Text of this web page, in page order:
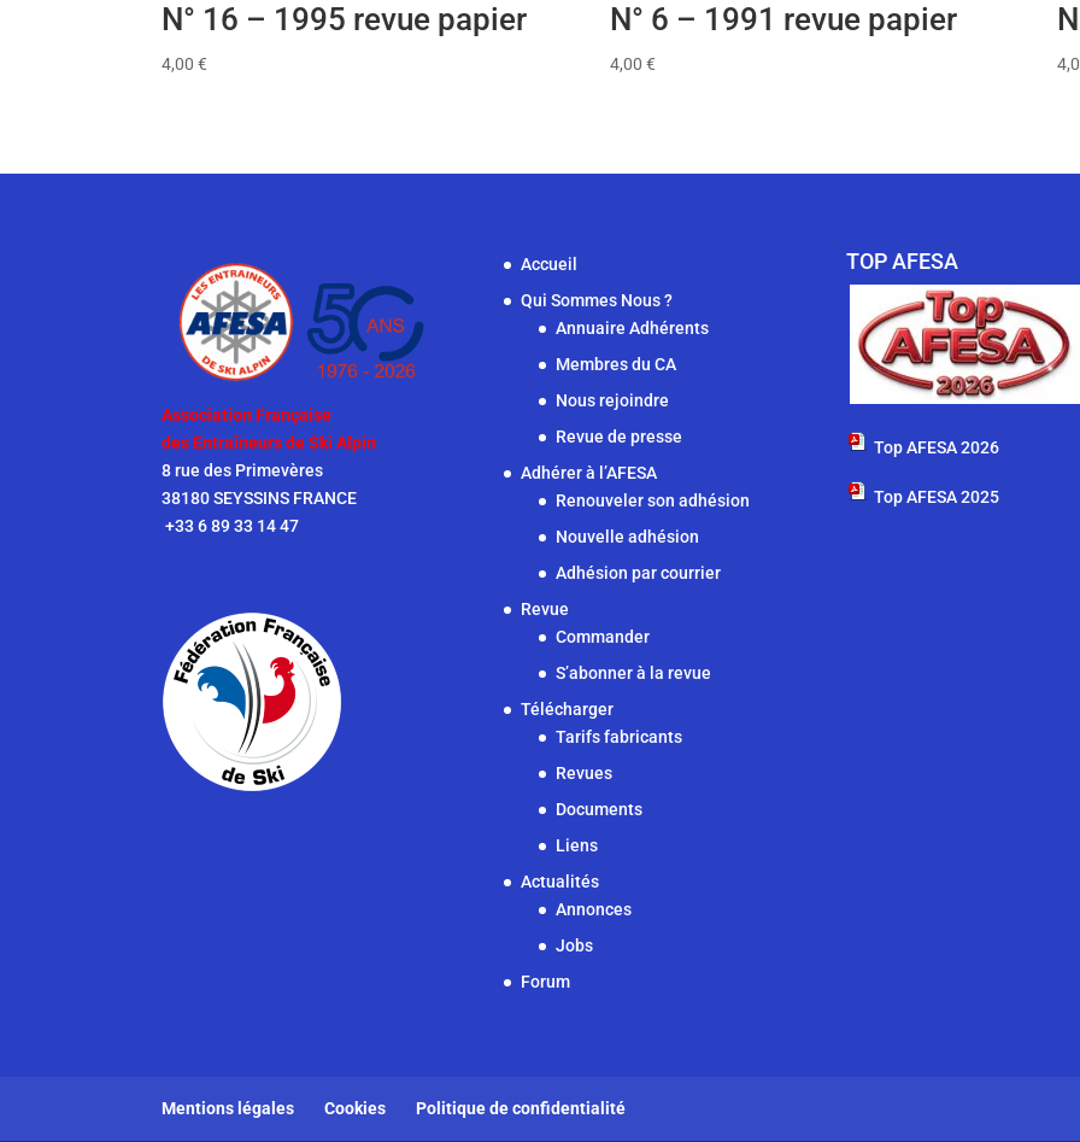
N° 16 – 1995 revue papier
4,00€
N° 6 – 1991 revue papier
4,00 €
Association Française
des Entraîneurs de Ski Alpin
8 rue des Primevères
38180 SEYSSINS FRANCE
+33 6 89 33 14 47
Accueil
Qui Sommes Nous ?
Annuaire Adhérents
Membres du CA
Nous rejoindre
Revue de presse
Adhérer à l’AFESA
Renouveler son adhésion
Nouvelle adhésion
Adhésion par courrier
Revue
Commander
S’abonner à la revue
Télécharger
Tarifs fabricants
Revues
Documents
Liens
Actualités
Annonces
Jobs
Forum
TOP AFESA
Top AFESA 2026
Top AFESA 2025
Mentions légales Cookies Politique de confidentialité